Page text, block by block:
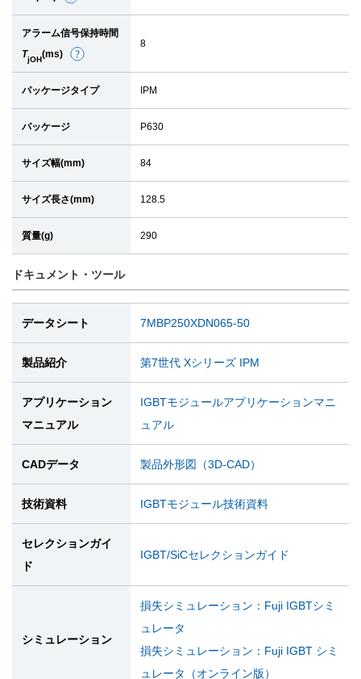
細
アラーム信号保持時間
TjOH(ms)
詳
細
8
パッケージタイプ IPM
パッケージ P630
サイズ幅(mm) 84
サイズ長さ(mm) 128.5
質量(g) 290
ドキュメント・ツール
データシート 7MBP250XDN065-50
製品紹介 第7世代 Xシリーズ IPM
アプリケーション
マニュアル
IGBTモジュールアプリケーションマニ
ュアル
CADデータ 製品外形図（3D-CAD）
技術資料 IGBTモジュール技術資料
セレクションガイ
ド
IGBT/SiCセレクションガイド
シミュレーション
損失シミュレーション：Fuji IGBTシミ
ュレータ
損失シミュレーション：Fuji IGBT シミ
ュレータ（オンライン版）